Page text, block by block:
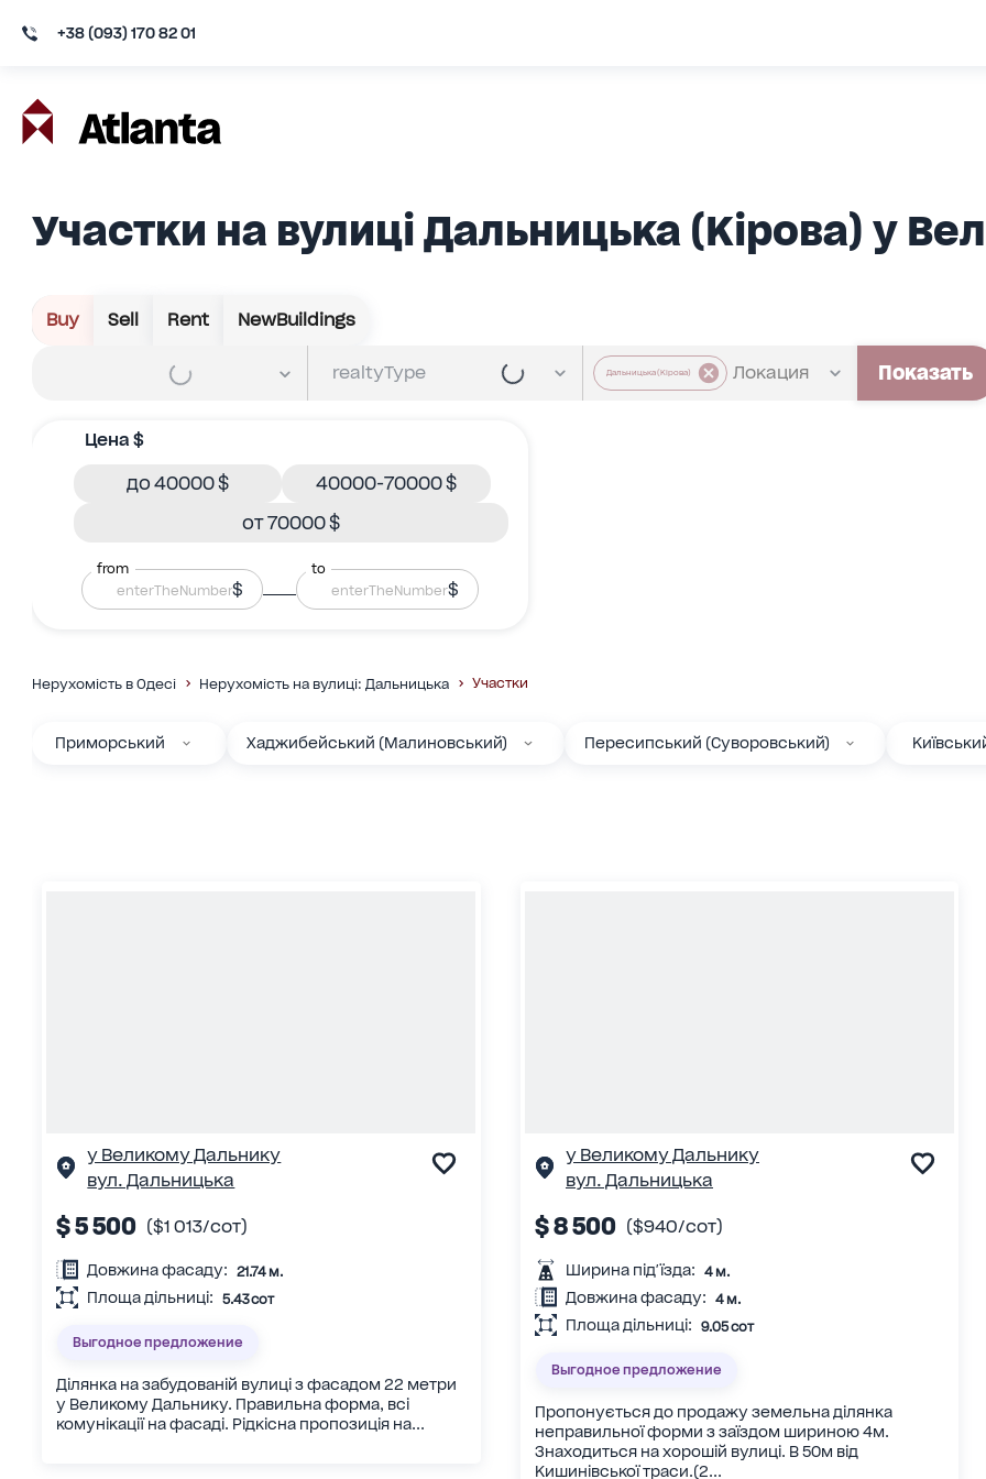
+38 (093) 170 82 01
Участки на вулиці Дальницька (Кірова) у
Buy Sell Rent NewBuildings
Дальницька (Кірова) Показать
Цена $
до 40000 $
40000-70000 $
от 70000 $
from
$
to
$
Нерухомість в Одесі Нерухомість на вулиці: Дальницька Участки
Приморський Хаджибейський (Малиновський) Пересипський (Суворовський)
у Великому Дальнику
вул. Дальницька
$ 5 500 ($1 013/сот)
Довжина фасаду: 21.74 м.
Площа дільниці: 5.43 сот
Выгодное предложение
Ділянка на забудованій вулиці з фасадом 22 метри
у Великому Дальнику. Правильна форма, всі
комунікації на фасаді. Рідкісна пропозиція на...
у Великому Дальнику
вул. Дальницька
$ 8 500 ($940/сот)
Ширина під'їзда: 4 м.
Довжина фасаду: 4 м.
Площа дільниці: 9.05 сот
Выгодное предложение
Пропонується до продажу земельна ділянка
неправильної форми з заїздом шириною 4м.
Знаходиться на хорошій вулиці. В 50м від
Кишинівської траси.(2...